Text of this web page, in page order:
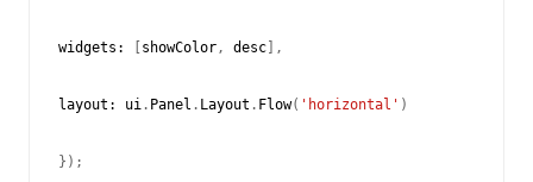
widgets : [showColor , desc],
layout : ui . Panel . Layout . Flow( 'horizontal' )
});